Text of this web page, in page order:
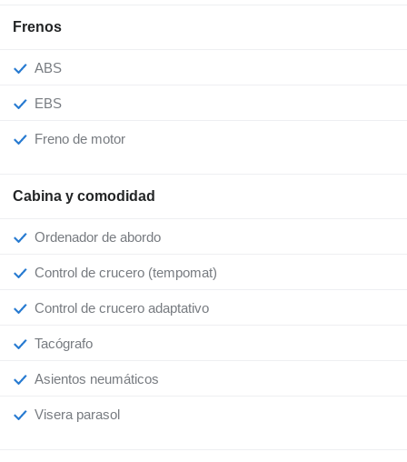
Frenos
ABS
EBS
Freno de motor
Cabina y comodidad
Ordenador de abordo
Control de crucero (tempomat)
Control de crucero adaptativo
Tacógrafo
Asientos neumáticos
Visera parasol